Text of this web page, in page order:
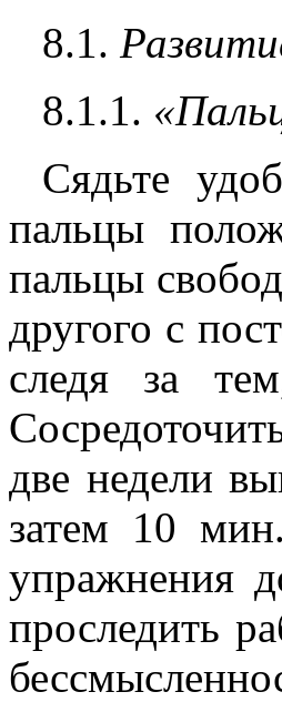
8.1.
8.1.1.
Сядьте
пальцы
пальцы
другого с
следя за
две недели
затем 10
упражнения
проследить